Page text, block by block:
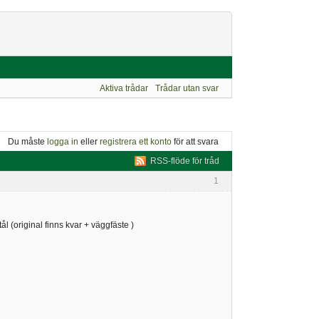
Aktiva trådar Trådar utan svar
Du måste logga in eller registrera ett konto för att svara
RSS-flöde för tråd
1
(original finns kvar + väggfäste )